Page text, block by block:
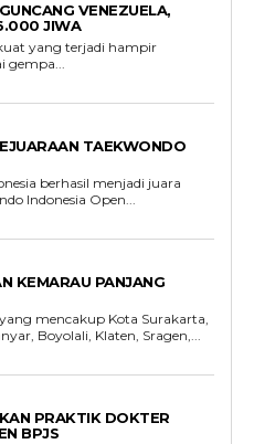
VENEZUELA,
JIWA
yang terjadi hampir
TAEKWONDO
berhasil menjadi juara
Indonesia Open...
KEMARAU PANJANG
mencakup Kota Surakarta,
Boyolali, Klaten, Sragen,...
PRAKTIK DOKTER
BPJS